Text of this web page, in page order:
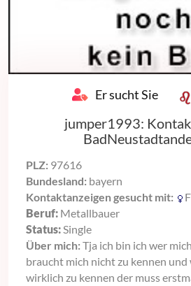
Er sucht Sie
jumper1993:
PLZ: 97616
Bundesland: bayern
Kontaktanzeigen gesucht mit:
Beruf: Metallbauer
Status:Single
Über mich: Tja ich bin ich wer
braucht mich nicht zu kennen
wirklich zu kennen der muss